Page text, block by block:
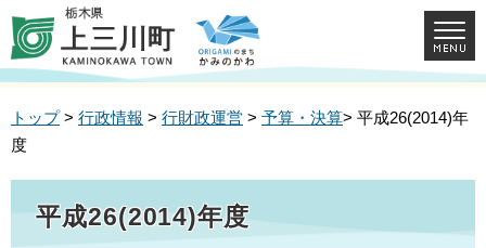
トップ> 行政情報 > 行財政運営 > 予算・決算> 平成26(2014)年
度
平成26(2014)年度